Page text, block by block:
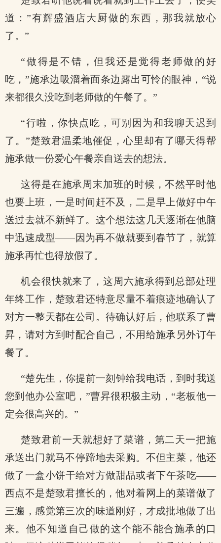
道：”有辉盛酒店大厨做的东西，那我就放心
了。”
“做得是不错，但我还是觉得老师做的好
吃，”施承边吸溜着面条边露出可怜的眼神，“说
来都很久没吃到老师做的午餐了。”
“行啦，你快点吃，可别因为和我聊天迟到
了。”楚致君温柔地催促，心里却有了哪天得帮
施承做一份爱心午餐亲自送去的想法。
这得是在施承周末加班的时候，不然平时他
也要上班，一是时间赶不及，二是早上做好中午
送过去就不新鲜了。这个想法这几天逐渐在他脑
中迅速成型——因为再不做就要到春节了，就算
施承再忙也得放假了。
机会很快就来了，这周六施承得到总部处理
年终工作，楚致君还特意尽量不着痕迹地确认了
对方一整天都在公司。待确认好后，他联系了曹
昇，请对方到时配合自己，不用给施承另外订午
餐了。
“楚先生，你提前一刻钟给我电话，到时我送
您到他办公室吧，”曹昇很积极主动，“老板他一
定会很高兴的。”
楚致君前一天就想好了菜谱，第二天一把施
承送出门就马不停蹄地去采购。不但主菜，他还
做了一盒小饼干给对方做甜品或者下午茶吃——
西点不是楚致君擅长的，他对着网上的菜谱做了
三遍，感觉第三次的味道刚好，才成批地做了出
来。他不知道自己做的这个能不能合施承的口